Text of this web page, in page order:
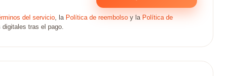
del servicio, la Política de reembolso y la Política de
tras el pago.